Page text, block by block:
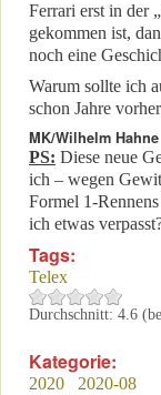
Ferrari erst in der
gekommen ist,
noch eine
Warum sollte ich
schon Jahre
MK/Wilhelm Hahne
PS: Diese neue
ich – wegen
Formel 1-
ich etwas
Tags:
Telex
Durchschnitt: 4.6
Kategorie:
2020
2020-08